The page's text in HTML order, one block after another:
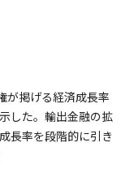
が掲げる経済成長率
した。輸出金融の拡
長率を段階的に引き